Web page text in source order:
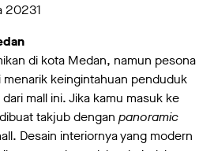
20231
di kota Medan, namun pesona
menarik keingintahuan penduduk
mall ini. Jika kamu masuk ke
takjub dengan panoramic
Desain interiornya yang modern